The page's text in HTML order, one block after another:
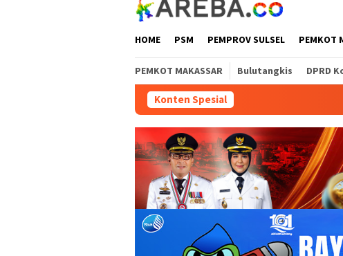
HOME PSM PEMPROV SULSEL PEMKOT
PEMKOT MAKASSAR Bulutangkis DPRD
Konten Spesial